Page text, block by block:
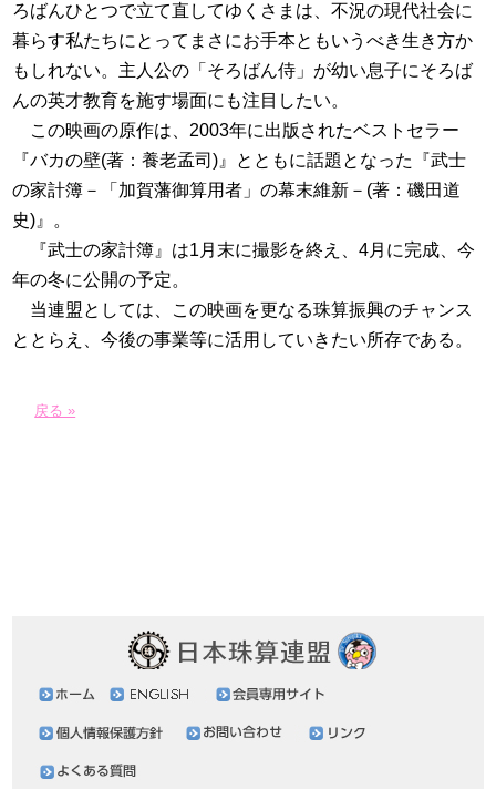
ろばんひとつで立て直してゆくさまは、不況の現代社会に
暮らす私たちにとってまさにお手本ともいうべき生き方か
もしれない。主人公の「そろばん侍」が幼い息子にそろば
んの英才教育を施す場面にも注目したい。
この映画の原作は、 2003年に出版されたベストセラー
『バカの壁(著：養老孟司) 』とともに話題と なった『武士
の家計簿－「加賀藩御算用者」の幕末維新－ (著：磯田道
史) 』。
『武士の家計簿』は1 月末に撮影を終え、4月に完成、今
年の冬に公開の予定。
当連盟としては、この映画を更なる珠算振興のチャンス
ととらえ、今後の事業等に活用していきたい所存である。
戻る »